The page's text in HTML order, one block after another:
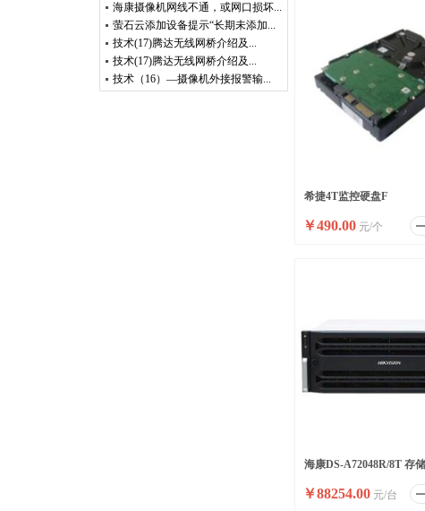
海康摄像机网线不通，或网口损坏...
萤石云添加设备提示“长期未添加...
技术(17)腾达无线网桥介绍及...
技术(17)腾达无线网桥介绍及...
技术（16）—摄像机外接报警输...
希捷4T监控硬盘F
￥490.00 元/个
海康DS-A72048R/8T 存
￥88254.00 元/台